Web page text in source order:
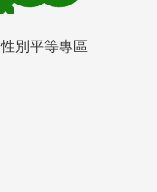
性別平等專區